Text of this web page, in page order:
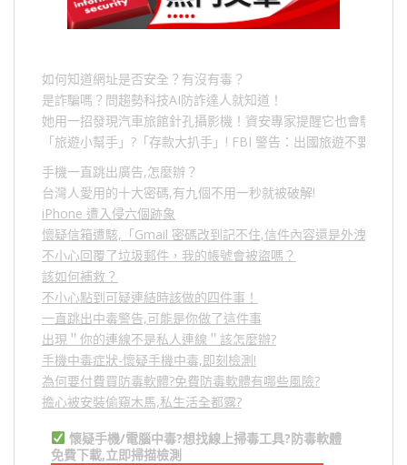
如何知道網址是否安全？有沒有毒？
是詐騙嗎？問趨勢科技AI防詐達人就知道！
她用一招發現汽車旅館針孔攝影機！資安專家提醒它也會駭人成
「旅遊小幫手」 ? 「存款大扒手」 ! FBI 警告：出國旅遊不要做的
手機一直跳出廣告,怎麼辦？
台灣人愛用的十大密碼,有九個不用一秒就被破解!
iPhone 遭入侵六個跡象
懷疑信箱遭駭,「Gmail 密碼改到記不住,信件內容還是外洩？」,
不小心回覆了垃圾郵件，我的帳號會被盜嗎？
該如何補救？
不小心點到可疑連結時該做的四件事！
一直跳出中毒警告,可能是你做了這件事
出現＂你的連線不是私人連線＂該怎麼辦?
手機中毒症狀-懷疑手機中毒,即刻檢測!
為何要付費買防毒軟體?免費防毒軟體有哪些風險?
擔心被安裝偷窺木馬,私生活全都露?
懷疑手機/電腦中毒?想找線上掃毒工具?防毒軟體
免費下載,立即掃描檢測